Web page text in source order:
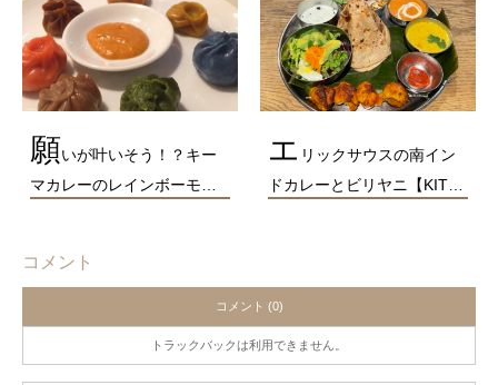
願いが叶いそう！？キー
マカレーのレインボーモ…
エ リックサウスの南イン
ドカレーとビリヤニ【KIT…
コメント
コメント (0)
トラックバックは利用できません。